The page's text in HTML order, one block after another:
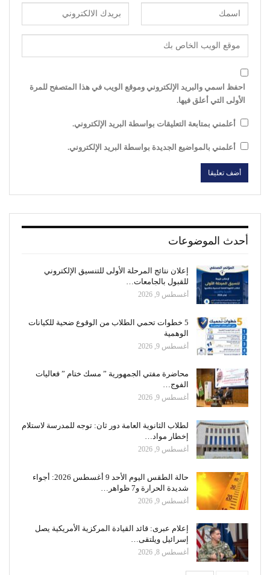
احفظ اسمي والبريد الإلكتروني وموقع الويب في هذا المتصفح للمرة
الأولى التي أعلق فيها.
أعلمني بمتابعة التعليقات بواسطة البريد الإلكتروني.
أعلمني بالمواضيع الجديدة بواسطة البريد الإلكتروني.
أحدث الموضوعات
إعلان نتائج المرحلة الأولى للتنسيق الإلكتروني
للقبول بالجامعات…
أغسطس 9, 2026
5 خطوات تحمي الطلاب من الوقوع ضحية للكيانات
الوهمية
أغسطس 9, 2026
محاضرة مفتي الجمهورية ” مسك ختام ” فعاليات
الفوج…
أغسطس 9, 2026
لطلاب الثانوية العامة دور ثان: توجه للمدرسة لاستلام
إخطار مواد…
أغسطس 9, 2026
حالة الطقس اليوم الأحد 9 أغسطس 2026: أجواء
شديدة الحرارة و7 ظواهر…
أغسطس 9, 2026
إعلام عبرى: قائد القيادة المركزية الأمريكية يصل
إسرائيل ويلتقى…
أغسطس 8, 2026